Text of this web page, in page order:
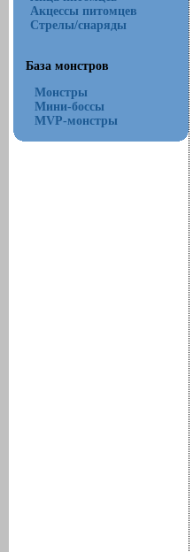
Акцессы питомцев
Стрелы/снаряды
База монстров
Монстры
Мини-боссы
MVP-монстры